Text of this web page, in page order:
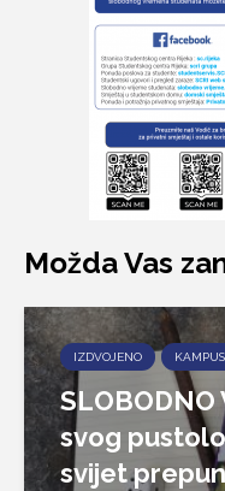
Možda Vas
IZDVOJENO KAMPUS
SLOBODNO
svog
svijet